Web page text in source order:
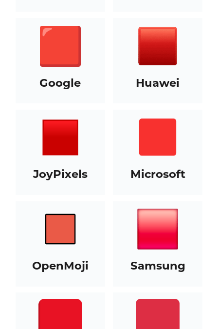
Google Huawei
JoyPixels Microsoft
OpenMoji Samsung